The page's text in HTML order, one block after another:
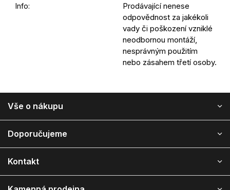
Info:
Prodávající nenese
odpovědnost za jakékoli
vady či poškození vzniklé
neodbornou montáží,
nesprávným použitím
nebo zásahem třetí osoby.
p
Vše o nákupu
Doporučujeme
Kontakt